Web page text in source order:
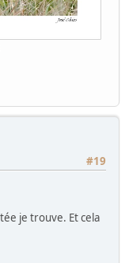
#19
je trouve. Et cela